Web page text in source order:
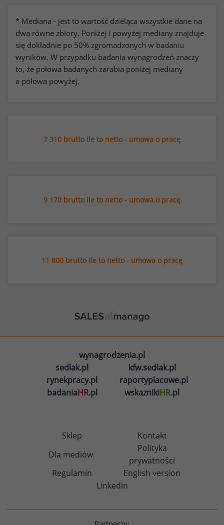
* Mediana - jest to wartość dzieląca wszystkie dane na
dwa równe zbiory. Poniżej i powyżej mediany znajduje
się dokładnie po 50% zgromadzonych w badaniu
wyników. W przypadku badania wynagrodzeń znaczy
to, że połowa badanych zarabia poniżej mediany
a połowa powyżej.
7 310 brutto ile to netto - umowa o pracę
9 170 brutto ile to netto - umowa o pracę
11 800 brutto ile to netto - umowa o pracę
wynagrodzenia.pl
sedlak.pl
kfw.sedlak.pl
rynekpracy.pl
raportyplacowe.pl
badaniaHR.pl wskaznikiHR.pl
Sklep
Kontakt
Dla mediów
Polityka
prywatności
Regulamin
English version
Linkedin